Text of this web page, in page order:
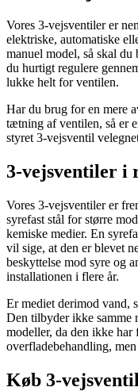
Vores 3-vejsventiler er
elektriske, automatiske
manuel model, så skal du
du hurtigt regulere
lukke helt for ventilen.
Har du brug for en mere
tætning af ventilen, så er
styret 3-vejsventil
3-vejsventiler i
Vores 3-vejsventiler er
syrefast stål for større
kemiske medier. En
vil sige, at den er blevet
beskyttelse mod syre og
installationen i flere år.
Er mediet derimod vand,
Den tilbyder ikke samme
modeller, da den ikke har
overfladebehandling,
Køb 3-